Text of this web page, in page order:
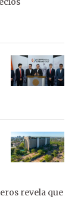
revela que